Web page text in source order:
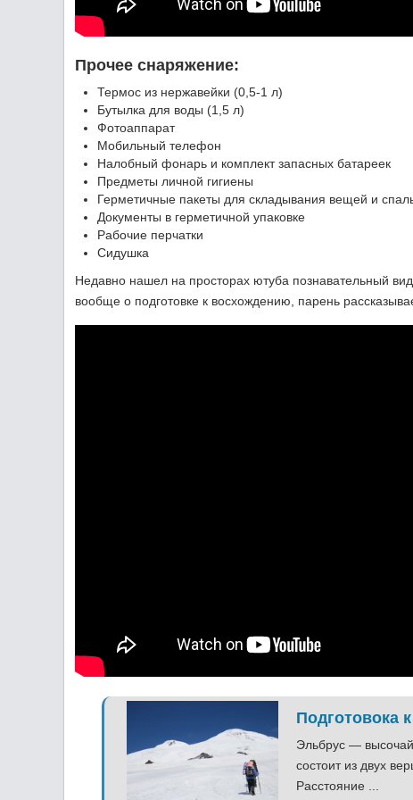
Прочее снаряжение:
Термос из нержавейки (0,5-1 л)
Бутылка для воды (1,5 л)
Фотоаппарат
Мобильный телефон
Налобный фонарь и комплект запасных батареек
Предметы личной гигиены
Герметичные пакеты для складывания вещей и
Документы в герметичной упаковке
Рабочие перчатки
Сидушка
Недавно нашел на просторах ютуба познавательный
вообще о подготовке к восхождению, парень
Подготовока
Эльбрус —
состоит из двух
Расстояние ...